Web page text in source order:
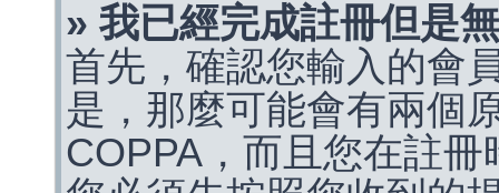
» 我已經完成註冊但是
首先，確認您輸入的會
是，那麼可能會有兩個
COPPA，而且您在註